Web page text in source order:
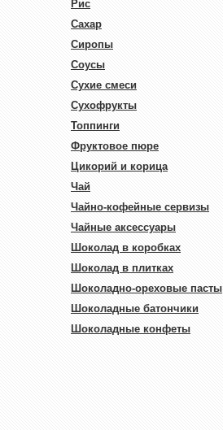
Рис
Сахар
Сиропы
Соусы
Сухие смеси
Сухофрукты
Топпинги
Фруктовое пюре
Цикорий и корица
Чай
Чайно-кофейные сервизы
Чайные аксессуары
Шоколад в коробках
Шоколад в плитках
Шоколадно-ореховые пасты
Шоколадные батончики
Шоколадные конфеты